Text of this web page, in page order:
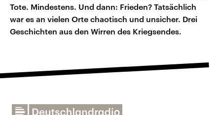
Tote. Mindestens. Und dann: Frieden? Tatsächlich
war es an vielen Orte chaotisch und unsicher. Drei
Geschichten aus den Wirren des Kriegsendes.